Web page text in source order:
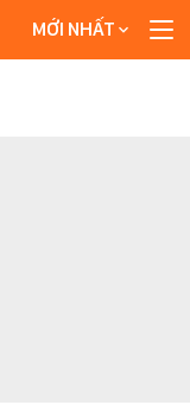
MỚI NHẤT